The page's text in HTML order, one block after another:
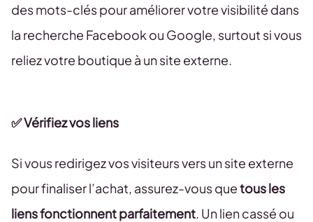
des mots-clés pour améliorer votre visibilité dans
la recherche Facebook ou Google, surtout si vous
reliez votre boutique à un site externe.
✅ Vérifiez vos liens
Si vous redirigez vos visiteurs vers un site externe
pour finaliser l’achat, assurez-vous quetous les
liens fonctionnent parfaitement. Un lien cassé ou